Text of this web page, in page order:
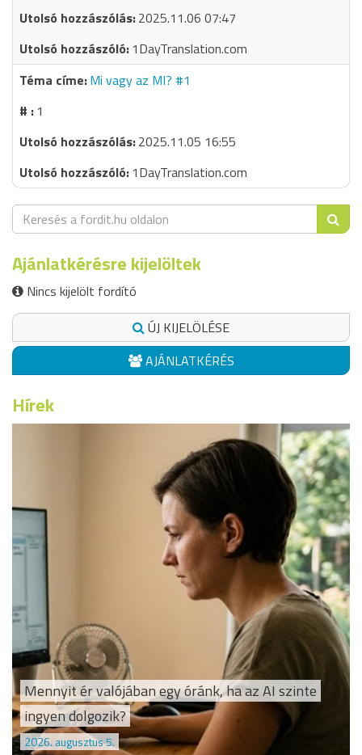
2025.11.06 07:47
1DayTranslation.com
Mi vagy az MI? #1
1
2025.11.05 16:55
1DayTranslation.com
Ajánlatkérésre kijelöltek
Nincs kijelölt fordító
ÚJ KIJELÖLÉSE
AJÁNLATKÉRÉS
Hírek
Mennyit ér valójában egy óránk, ha az AI szinte
ingyen dolgozik?
2026. augusztus 5.